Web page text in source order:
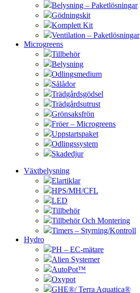
Belysning – Paketlösningar
Gödningskit
Komplett Kit
Ventilation – Paketlösningar
Microgreens
Tillbehör
Belysning
Odlingsmedium
Sålådor
Trädgårdsgödsel
Trädgårdsutrust
Grönsaksfrön
Fröer – Microgreens
Uppstartspaket
Odlingssystem
Skadedjur
Växtbelysning
Elartiklar
HPS/MH/CFL
LED
Tillbehör
Tillbehör Och Montering
Timers – Styrning/Kontroll
Hydro
PH – EC-mätare
Alien Systemer
AutoPot™
Oxypot
GHE®/ Terra Aquatica®